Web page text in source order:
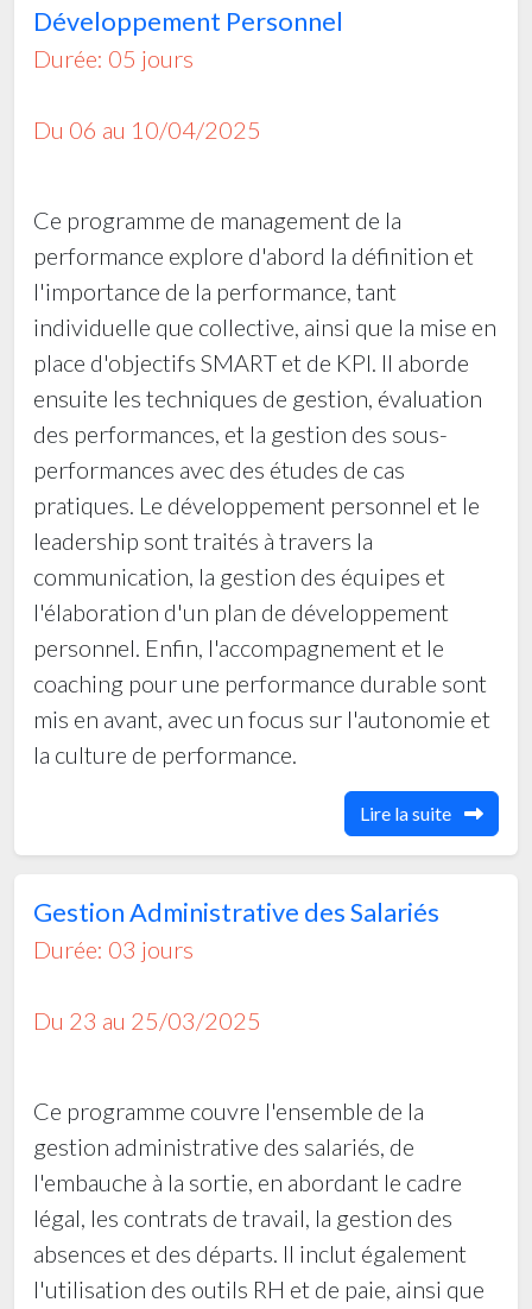
Développement Personnel
Durée: 05 jours
Du 06 au 10/04/2025
Ce programme de management de la
performance explore d'abord la définition et
l'importance de la performance, tant
individuelle que collective, ainsi que la mise en
place d'objectifs SMART et de KPI. Il aborde
ensuite les techniques de gestion, évaluation
des performances, et la gestion des sous-
performances avec des études de cas
pratiques. Le développement personnel et le
leadership sont traités à travers la
communication, la gestion des équipes et
l'élaboration d'un plan de développement
personnel. Enfin, l'accompagnement et le
coaching pour une performance durable sont
mis en avant, avec un focus sur l'autonomie et
la culture de performance.
Lire la suite
Gestion Administrative des Salariés
Durée: 03 jours
Du 23 au 25/03/2025
Ce programme couvre l'ensemble de la
gestion administrative des salariés, de
l'embauche à la sortie, en abordant le cadre
légal, les contrats de travail, la gestion des
absences et des départs. Il inclut également
l'utilisation des outils RH et de paie, ainsi que